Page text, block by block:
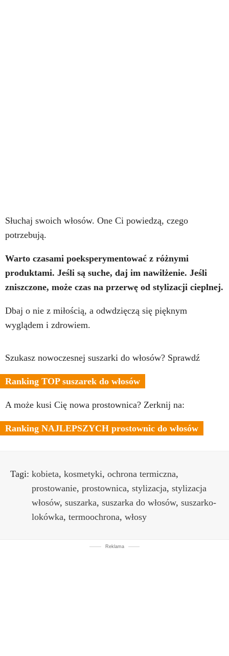
Słuchaj swoich włosów. One Ci powiedzą, czego
potrzebują.
Warto czasami poeksperymentować z różnymi
produktami. Jeśli są suche, daj im nawilżenie. Jeśli
zniszczone, może czas na przerwę od stylizacji cieplnej.
Dbaj o nie z miłością, a odwdzięczą się pięknym
wyglądem i zdrowiem.
Szukasz nowoczesnej suszarki do włosów? Sprawdź
Ranking TOP suszarek do włosów
A może kusi Cię nowa prostownica? Zerknij na:
Ranking NAJLEPSZYCH prostownic do włosów
Tagi: kobieta, kosmetyki, ochrona termiczna,
prostowanie, prostownica, stylizacja, stylizacja
włosów, suszarka, suszarka do włosów, suszarko-
lokówka, termoochrona, włosy
Reklama